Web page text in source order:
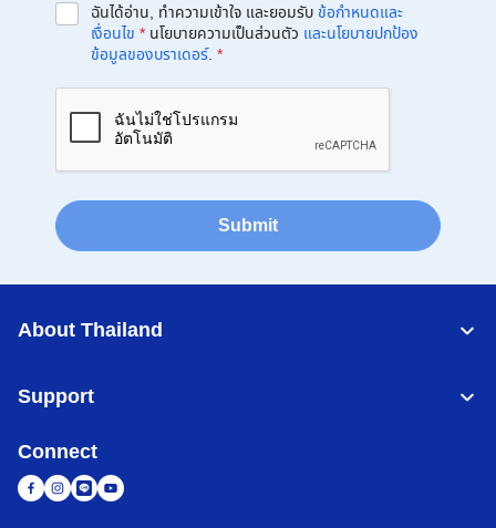
ฉันได้อ่าน, ทำความเข้าใจ และยอมรับข้อกำหนดและ
เงื่อนไข * นโยบายความเป็นส่วนตัว และนโยบายปกป้อง
ข้อมูลของบราเดอร์. *
Submit
About Thailand
Support
Connect